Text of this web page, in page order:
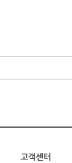
고객센터